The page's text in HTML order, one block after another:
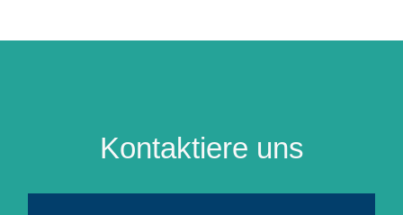
Kontaktiere uns